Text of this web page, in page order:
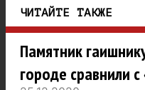
ЧИТАЙТЕ ТАКЖЕ
Памятник
городе сравнили